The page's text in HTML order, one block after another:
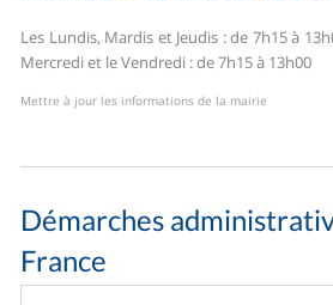
Les Lundis, Mardis et Jeudis : de 7h15 à
Mercredi et le Vendredi : de 7h15 à 13h00
Mettre à jour les informations de la mairie
Démarches
France